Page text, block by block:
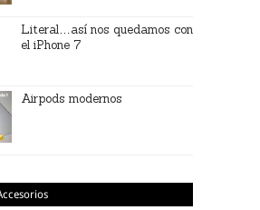
Literal…así nos quedamos con
el iPhone 7
Airpods modernos